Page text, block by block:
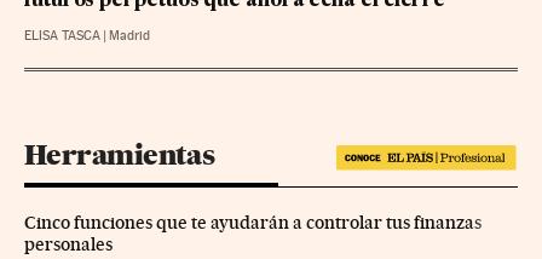
ELISA TASCA | Madrid
Herramientas
Cinco funciones que te ayudarán a controlar tus finanzas
personales